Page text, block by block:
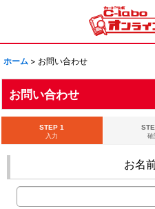
ホーム > お問い合わせ
お問い合わせ
STEP 1
入力
確
お名